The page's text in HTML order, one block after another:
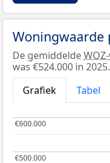
Woningwaarde
De gemiddelde
was €524.000 in 2025.
Grafiek
Tabel
€500.000
€500.000
€600.000
€600.000